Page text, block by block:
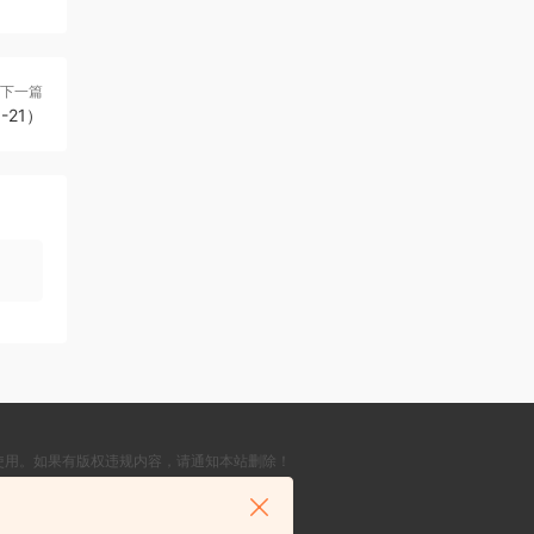
下一篇
）
。如果有版权违规内容，请通知本站删除！